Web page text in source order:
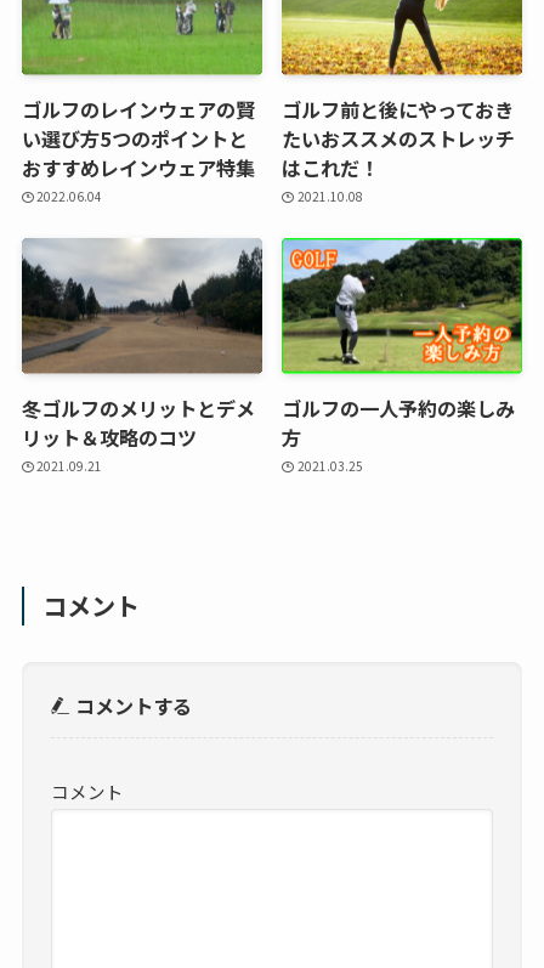
ゴルフのレインウェアの賢
い選び方5つのポイントと
おすすめレインウェア特集
2022.06.04
ゴルフ前と後にやっておき
たいおススメのストレッチ
はこれだ！
2021.10.08
冬ゴルフのメリットとデメ
リット＆攻略のコツ
2021.09.21
ゴルフの一人予約の楽しみ
方
2021.03.25
コメント
コメントする
コメント